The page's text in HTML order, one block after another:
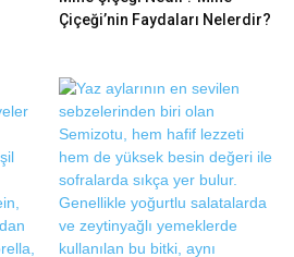
Çiçeği’nin Faydaları Nelerdir?